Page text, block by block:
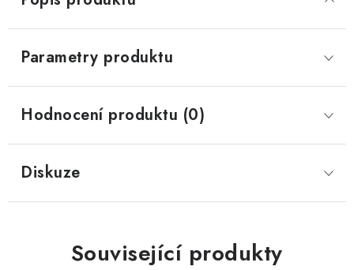
Parametry produktu
Hodnocení produktu (0)
Diskuze
Související produkty